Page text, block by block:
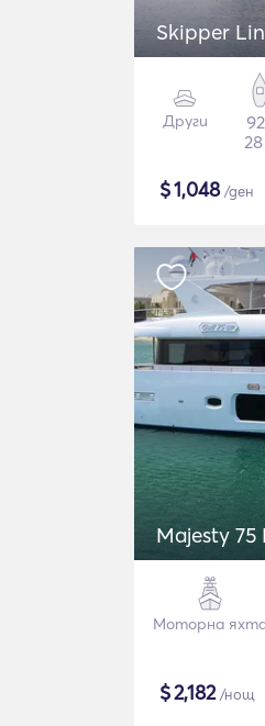
Skipper
Други
$1,048/ден
Majesty 75
Моторна
$2,182/нощ